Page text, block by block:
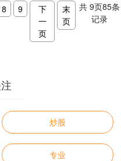
8 9
下
一
页
末
页
共9页85条
记录
炒股
专业